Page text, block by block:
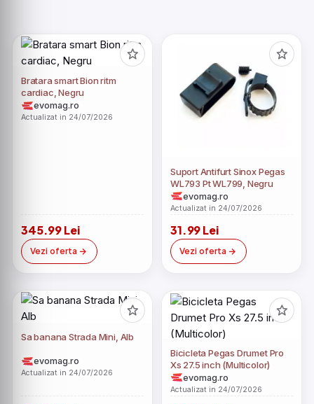
Bratara smart Bion ritm
cardiac, Negru
evomag.ro
Actualizat in 24/07/2026
345.99 Lei
Vezi oferta
Suport Antifurt Sinox Pegas
WL793 Pt WL799, Negru
evomag.ro
Actualizat in 24/07/2026
31.99 Lei
Vezi oferta
Sa banana Strada Mini, Alb
evomag.ro
Actualizat in 24/07/2026
Bicicleta Pegas Drumet Pro
Xs 27.5 inch (Multicolor)
evomag.ro
Actualizat in 24/07/2026